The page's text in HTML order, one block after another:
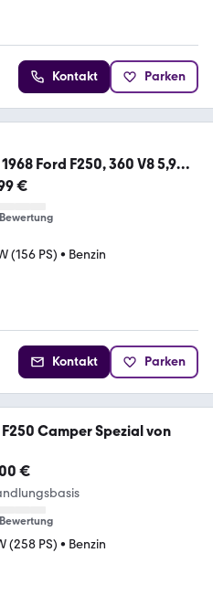
Kontakt Parken
Ford F250, 360 V8 5,9
€
(156 PS) • Benzin
Kontakt Parken
F250 Camper Spezial von
€
(258 PS) • Benzin